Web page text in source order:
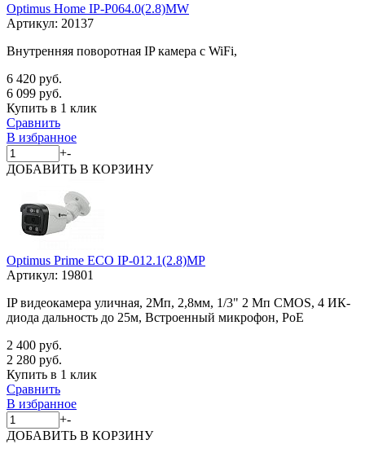
Optimus Home IP-P064.0(2.8)MW
Артикул: 20137
Внутренняя поворотная IP камера с WiFi,
6 420 руб.
6 099 руб.
Купить в 1 клик
Сравнить
В избранное
+-
ДОБАВИТЬ В КОРЗИНУ
Optimus Prime ECO IP-012.1(2.8)MP
Артикул: 19801
IP видеокамера уличная, 2Мп, 2,8мм, 1/3" 2 Мп CMOS, 4 ИК-
диода дальность до 25м, Встроенный микрофон, PoE
2 400 руб.
2 280 руб.
Купить в 1 клик
Сравнить
В избранное
+-
ДОБАВИТЬ В КОРЗИНУ